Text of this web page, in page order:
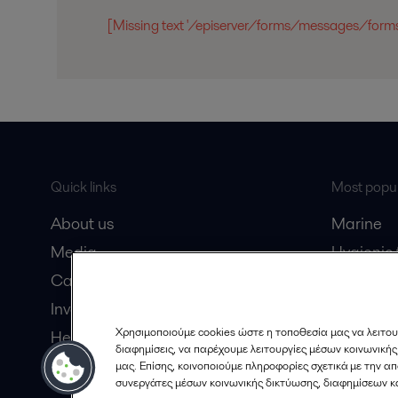
[Missing text '/episerver/forms/messages/
Quick links
About us
Media
Career
Investors
Here magazine
Modern Slavery Act
Most
Marine
Dairy
Χρησιμοποιούμε cookies ώστε η τοποθεσία μας να
διαφημίσεις, να παρέχουμε λειτουργίες μέσων
μας. Επίσης, κοινοποιούμε πληροφορίες σχετικά με την
συνεργάτες μέσων κοινωνικής δικτύωσης, διαφημίσεων